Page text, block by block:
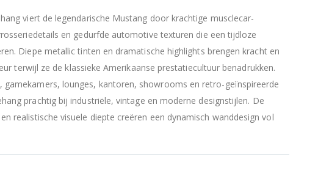
viert de legendarische Mustang door krachtige musclecar-
en gedurfde automotive texturen die een tijdloze
Diepe metallic tinten en dramatische highlights brengen kracht en
terwijl ze de klassieke Amerikaanse prestatiecultuur benadrukken.
gamekamers, lounges, kantoren, showrooms en retro-geïnspireerde
prachtig bij industriële, vintage en moderne designstijlen. De
realistische visuele diepte creëren een dynamisch wanddesign vol